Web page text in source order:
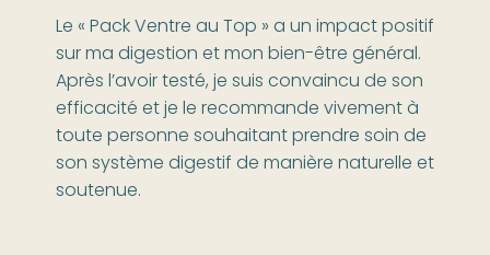
Le « Pack Ventre au Top » a un impact positif
sur ma digestion et mon bien-être général.
Après l’avoir testé, je suis convaincu de son
efficacité et je le recommande vivement à
toute personne souhaitant prendre soin de
son système digestif de manière naturelle et
soutenue.